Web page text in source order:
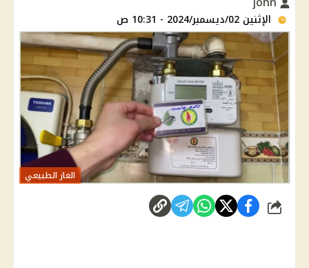
الإثنين 02/ديسمبر/2024 - 10:31 ص
الغاز الطبيعي
شارك